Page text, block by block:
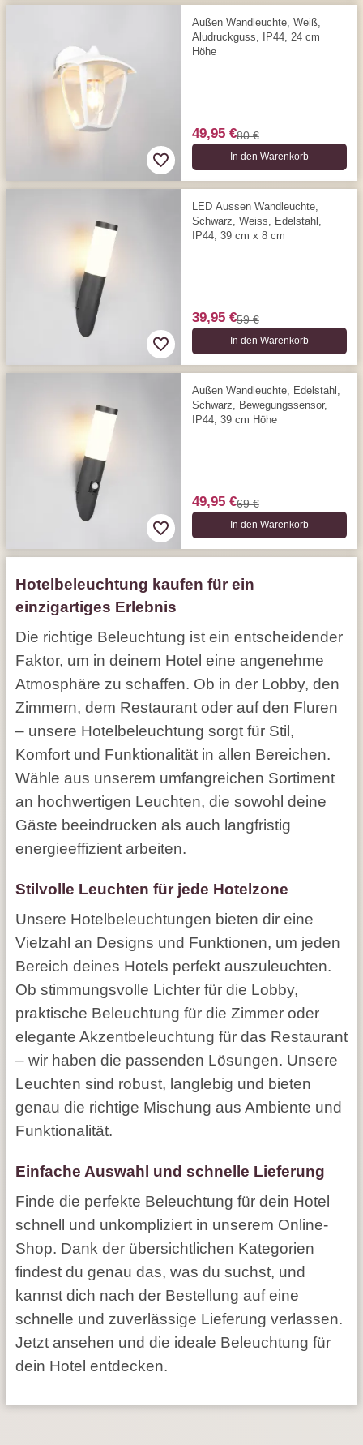
Außen Wandleuchte, Weiß,
Aludruckguss, IP44, 24 cm
Höhe
49,95 €80 €
In den Warenkorb
LED Aussen Wandleuchte,
Schwarz, Weiss, Edelstahl,
IP44, 39 cm x 8 cm
39,95 €59 €
In den Warenkorb
Außen Wandleuchte, Edelstahl,
Schwarz, Bewegungssensor,
IP44, 39 cm Höhe
49,95 €69 €
In den Warenkorb
Hotelbeleuchtung kaufen für ein
einzigartiges Erlebnis
Die richtige Beleuchtung ist ein entscheidender
Faktor, um in deinem Hotel eine angenehme
Atmosphäre zu schaffen. Ob in der Lobby, den
Zimmern, dem Restaurant oder auf den Fluren
– unsere Hotelbeleuchtung sorgt für Stil,
Komfort und Funktionalität in allen Bereichen.
Wähle aus unserem umfangreichen Sortiment
an hochwertigen Leuchten, die sowohl deine
Gäste beeindrucken als auch langfristig
energieeffizient arbeiten.
Stilvolle Leuchten für jede Hotelzone
Unsere Hotelbeleuchtungen bieten dir eine
Vielzahl an Designs und Funktionen, um jeden
Bereich deines Hotels perfekt auszuleuchten.
Ob stimmungsvolle Lichter für die Lobby,
praktische Beleuchtung für die Zimmer oder
elegante Akzentbeleuchtung für das Restaurant
– wir haben die passenden Lösungen. Unsere
Leuchten sind robust, langlebig und bieten
genau die richtige Mischung aus Ambiente und
Funktionalität.
Einfache Auswahl und schnelle Lieferung
Finde die perfekte Beleuchtung für dein Hotel
schnell und unkompliziert in unserem Online-
Shop. Dank der übersichtlichen Kategorien
findest du genau das, was du suchst, und
kannst dich nach der Bestellung auf eine
schnelle und zuverlässige Lieferung verlassen.
Jetzt ansehen und die ideale Beleuchtung für
dein Hotel entdecken.